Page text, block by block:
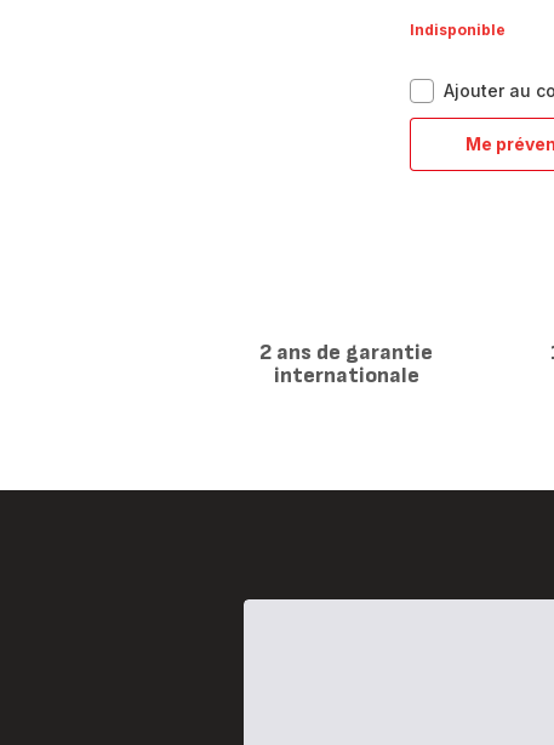
Ajouter au
Me
Indisponible
2 ans de garantie
internationale